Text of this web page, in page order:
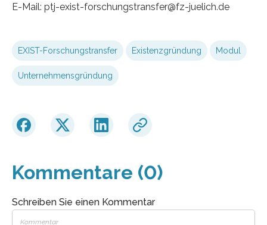
E-Mail: ptj-exist-forschungstransfer@fz-juelich.de
EXIST-Forschungstransfer Existenzgründung Modul
Unternehmensgründung
Kommentare (0)
Schreiben Sie einen Kommentar